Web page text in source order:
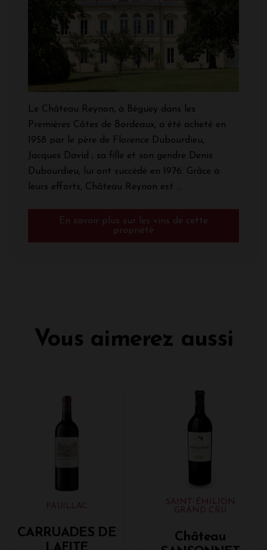
Le Château Reynon, à Béguey dans les
Premières Côtes de Bordeaux, a été acheté en
1958 par le père de Florence Dubourdieu,
Jacques David ; sa fille et son gendre Denis
Dubourdieu, lui ont succédé en 1976. Grâce à
leurs efforts, Château Reynon est ...
En savoir plus sur les vins de cette
propriété
Vous aimerez aussi
PAUILLAC
CARRUADES DE
SAINT-ÉMILION
GRAND CRU
Château